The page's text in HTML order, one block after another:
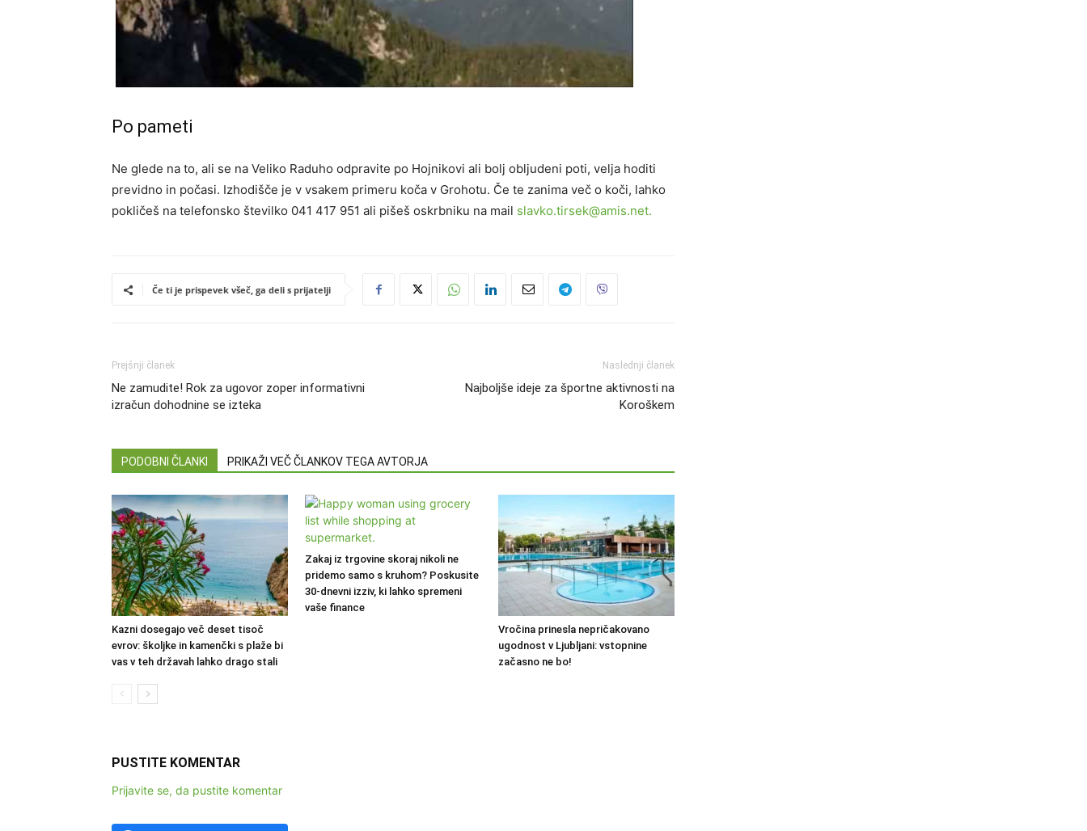
Po pameti
Ne glede na to, ali se na Veliko Raduho odpravite po Hojnikovi ali bolj obljudeni poti, velja hoditi
previdno in počasi. Izhodišče je v vsakem primeru koča v Grohotu. Če te zanima več o koči, lahko
pokličeš na telefonsko številko 041 417 951 ali pišeš oskrbniku na mail slavko.tirsek@amis.net.
Če ti je prispevek všeč, ga deli s prijatelji
Prejšnji članek
Ne zamudite! Rok za ugovor zoper informativni
izračun dohodnine se izteka
Naslednji članek
Najboljše ideje za športne aktivnosti na
Koroškem
PODOBNI ČLANKI PRIKAŽI VEČ ČLANKOV TEGA AVTORJA
Kazni dosegajo več deset tisoč
evrov: školjke in kamenčki s plaže bi
vas v teh državah lahko drago stali
Zakaj iz trgovine skoraj nikoli ne
pridemo samo s kruhom? Poskusite
30-dnevni izziv, ki lahko spremeni
vaše finance
Vročina prinesla nepričakovano
ugodnost v Ljubljani: vstopnine
začasno ne bo!
PUSTITE KOMENTAR
Prijavite se, da pustite komentar